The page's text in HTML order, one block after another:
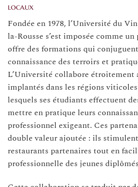
locaux
Fondée en 1978, l’Université du
la-Rousse s’est imposée comme
offre des formations qui
connaissance des terroirs et
L’Université collabore étroitement
implantés dans les régions
lesquels ses étudiants effectuent
mettre en pratique leurs
professionnel exigeant. Ces
double valeur ajoutée : ils
restaurants partenaires tout en
professionnelle des jeunes